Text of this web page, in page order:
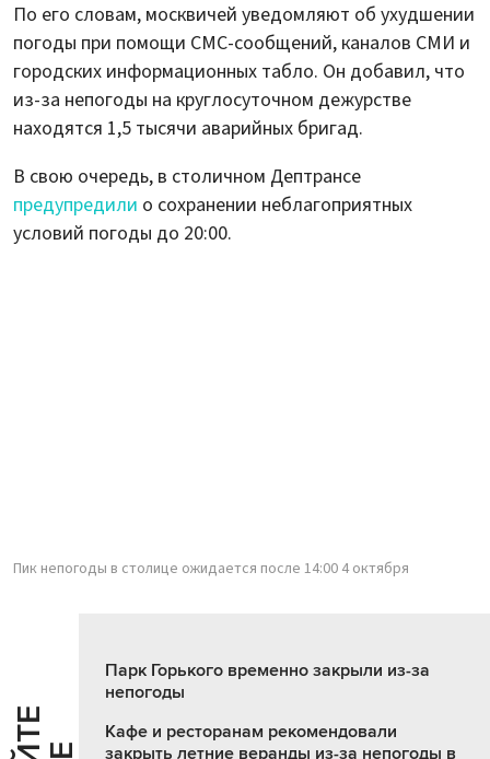
По его словам, москвичей уведомляют об ухудшении
погоды при помощи СМС-сообщений, каналов СМИ и
городских информационных табло. Он добавил, что
из-за непогоды на круглосуточном дежурстве
находятся 1,5 тысячи аварийных бригад.
В свою очередь, в столичном Дептрансе
предупредили о сохранении неблагоприятных
условий погоды до 20:00.
Пик непогоды в столице ожидается после 14:00 4 октября
Парк Горького временно закрыли из-за
непогоды
Кафе и ресторанам рекомендовали
закрыть летние веранды из-за непогоды в